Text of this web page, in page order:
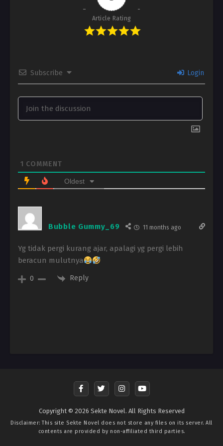
Article Rating
Subscribe Login
1 COMMENT
Oldest
Bubble Gummy_69 11 months ago
Yg tidak pergi kurang ajar, apalagi yg pergi lebih
beracun mulutnya
0 Reply
Copyright © 2026 Sekte Novel. All Rights Reserved
Disclaimer: This site Sekte Novel does not store any files on its server. All
contents are provided by non-affiliated third parties.